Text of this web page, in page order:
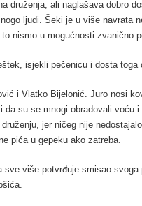
druženja, ali naglašava dobro
ljudi. Šeki je u više navrata
nismo u mogućnosti zvanično
isjekli pečenicu i dosta toga
i Vlatko Bijelonić. Juro nosi
su se mnogi obradovali voću i
jer ničeg nije
pića u gepeku ako zatreba.
više potvrđuje smisao svoga